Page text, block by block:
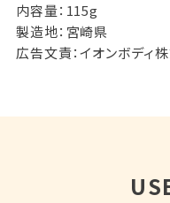
内容量：115g
製造地：宮崎県
広告文責：イオンボディ